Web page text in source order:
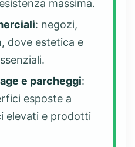
massima.
: negozi,
dove estetica e
e parcheggi:
esposte a
elevati e prodotti